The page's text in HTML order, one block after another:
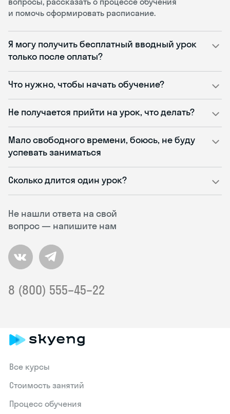
Не нашли ответа на свой
вопрос — напишите нам
8 (800) 555–45–22
и помочь сформировать расписание.
Я могу получить бесплатный вводный урок
только после оплаты?
Что нужно, чтобы начать обучение?
Не получается прийти на урок, что делать?
Мало свободного времени, боюсь, не буду
успевать заниматься
Сколько длится один урок?
Все курсы
Стоимость занятий
Процесс обучения